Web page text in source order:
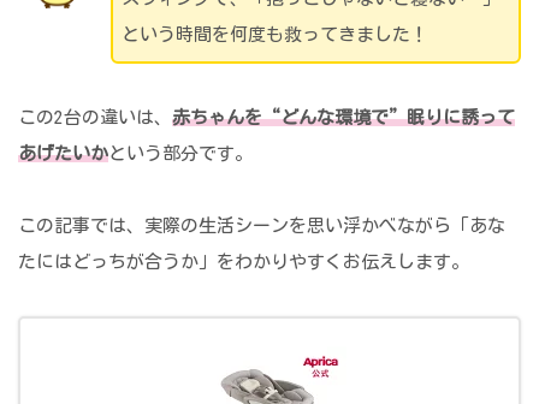
という時間を何度も救ってきました！
この2台の違いは、 赤ちゃんを“どんな環境で”眠りに誘って
あげたいかという部分です。
この記事では、実際の生活シーンを思い浮かべながら「あな
たにはどっちが合うか」をわかりやすくお伝えします。